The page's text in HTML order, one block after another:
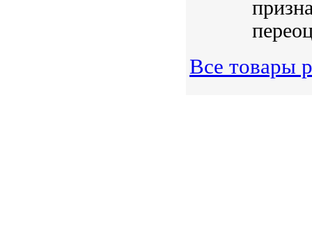
Все товары